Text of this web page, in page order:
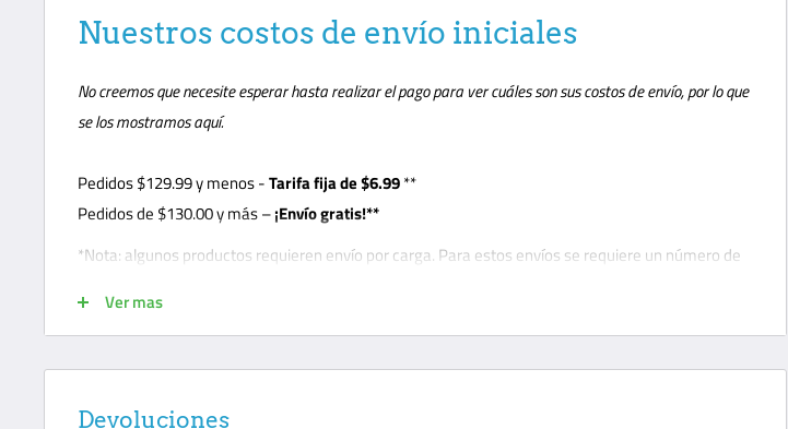
Nuestros costos de envío iniciales
No creemos que necesite esperar hasta realizar el pago para ver cuáles son sus costos de envío, por lo que
se los mostramos aquí.
Pedidos$129.99y menos -Tarifa fija de $6.99**
Pedidos de $130.00 y más –¡Envío gratis!**
*Nota: algunos productos requieren envío por carga. Para estos envíos se requiere un número de
presente para la entrega de descarga y es responsable de anotar cualquier daño en el
carga estándar con todos los transportistas. Los clientes deberán descargar su paquete o solicitar
una puerta levadiza por $99. Los transportistas de carga no llevarán su paquete a la puerta
Ver mas
Devoluciones